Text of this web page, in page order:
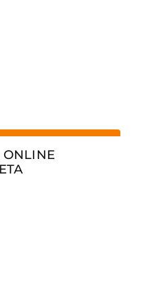
ONLINE